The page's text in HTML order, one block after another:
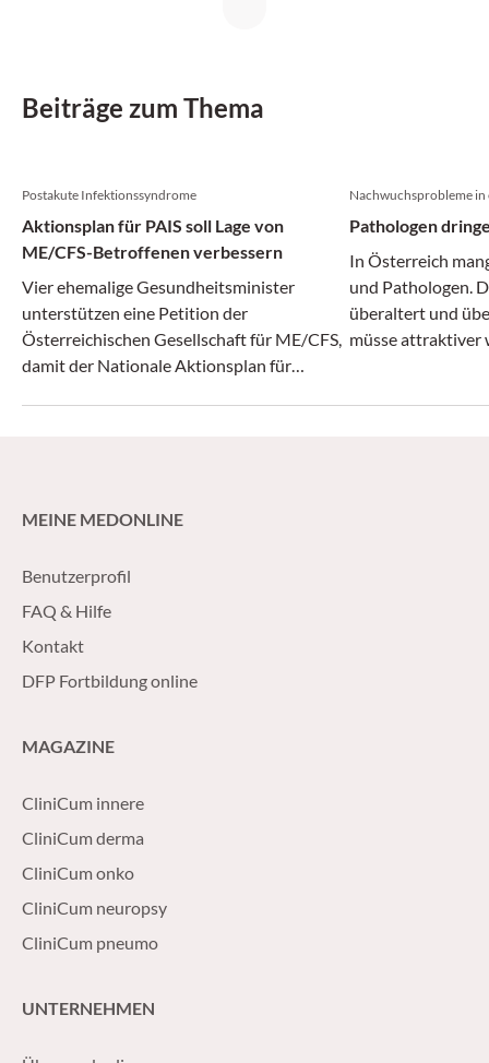
Beiträge zum Thema
Postakute Infektionssyndrome
Aktionsplan für PAIS soll Lage von
ME/CFS-Betroffenen verbessern
Vier ehemalige Gesundheitsminister
unterstützen eine Petition der
Österreichischen Gesellschaft für ME/CFS,
damit der Nationale Aktionsplan für
Nachwuchsprobleme
Pathologen
In Österreich
und Pathologen.
überaltert und
müsse attraktiver
MEINE MEDONLINE
Benutzerprofil
FAQ & Hilfe
Kontakt
DFP Fortbildung online
MAGAZINE
CliniCum innere
CliniCum derma
CliniCum onko
CliniCum neuropsy
CliniCum pneumo
UNTERNEHMEN